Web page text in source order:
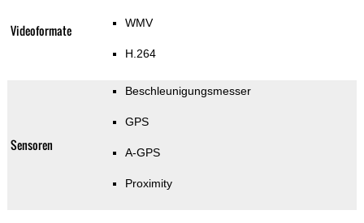
Videoformate WMV
H.264
Sensoren
Beschleunigungsmesser
GPS
A-GPS
Proximity